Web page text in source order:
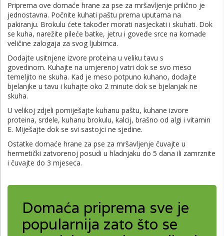
Priprema ove domaće hrane za pse za mršavljenje prilično je
jednostavna. Počnite kuhati paštu prema uputama na
pakiranju. Brokulu ćete također morati nasjeckati i skuhati. Dok
se kuha, narežite pileće batke, jetru i goveđe srce na komade
veličine zalogaja za svog ljubimca.
Dodajte usitnjene izvore proteina u veliku tavu s
govedinom. Kuhajte na umjerenoj vatri dok se svo meso
temeljito ne skuha. Kad je meso potpuno kuhano, dodajte
bjelanjke u tavu i kuhajte oko 2 minute dok se bjelanjak ne
skuha.
U velikoj zdjeli pomiješajte kuhanu paštu, kuhane izvore
proteina, srdele, kuhanu brokulu, kalcij, brašno od algi i vitamin
E. Miješajte dok se svi sastojci ne sjedine.
Ostatke domaće hrane za pse za mršavljenje čuvajte u
hermetički zatvorenoj posudi u hladnjaku do 5 dana ili zamrznite
i čuvajte do 3 mjeseca.
Domaća priprema sve je
popularnija zato što se